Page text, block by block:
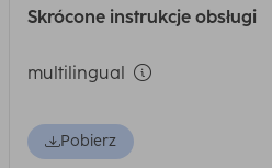
Skrócone instrukcje obsługi
multilingual
Pobierz